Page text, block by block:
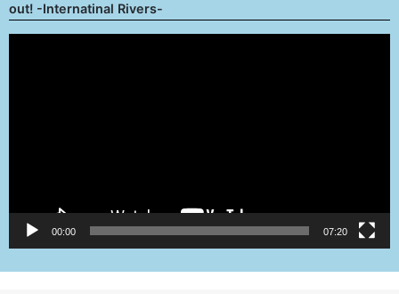
out! -Internatinal Rivers-
00:00 07:20